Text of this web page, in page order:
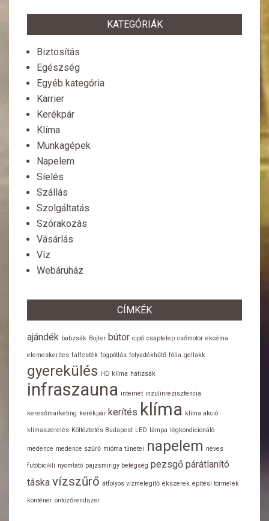
KATEGÓRIÁK
Biztosítás
Egészség
Egyéb kategória
Karrier
Kerékpár
Klíma
Munkagépek
Napelem
Síelés
Szállás
Szolgáltatás
Szórakozás
Vásárlás
Víz
Webáruház
CÍMKÉK
ajándék babzsák Bojler bútor cipő csaptelep csőmotor ekcéma
elemeskerites falfesték fogpótlás folyadékhűtő fólia gellakk
gyerekülés HD klíma hátizsák
infraszauna internet inzulinrezisztencia
keresőmarketing kerékpár kerítés klíma klíma akció
klímaszerelés Költöztetés Budapest LED lámpa légkondicionáló
medence medence szűrő mióma tünetei napelem neves
futóbicikli nyomtató pajzsmirigy betegség pezsgő párátlanító
táska vízszűrő átfolyós vízmelegítő ékszerek építési törmelék
konténer öntözőrendszer